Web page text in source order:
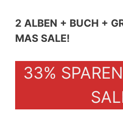
2 ALBEN + BUCH +
MAS SALE!
33%